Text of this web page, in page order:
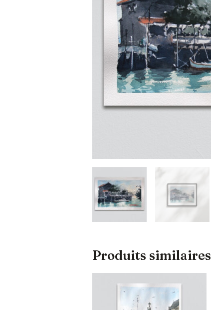
Produits similaires